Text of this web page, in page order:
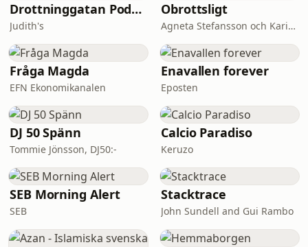
Drottninggatan Podcast
Judith's
Obrottsligt
Agneta Stefansson och Karin Alfredsson
Fråga Magda
EFN Ekonomikanalen
Enavallen forever
Eposten
DJ 50 Spänn
Tommie Jönsson, DJ50:-
Calcio Paradiso
Keruzo
SEB Morning Alert
SEB
Stacktrace
John Sundell and Gui Rambo